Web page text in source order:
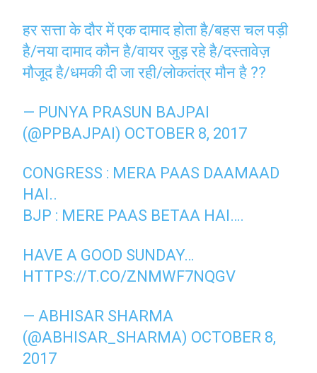
हर सत्ता के दौर में एक दामाद होता है/बहस चल पड़ी
है/नया दामाद कौन है/वायर जुड़ रहे है/दस्तावेज़
मौजूद है/धमकी दी जा रही/लोकतंत्र मौन है ??
— PUNYA PRASUN BAJPAI
(@PPBAJPAI) OCTOBER 8, 2017
CONGRESS : MERA PAAS DAAMAAD
HAI..
BJP : MERE PAAS BETAA HAI….
HAVE A GOOD SUNDAY…
HTTPS://T.CO/ZNMWF7NQGV
— ABHISAR SHARMA
(@ABHISAR_SHARMA) OCTOBER 8,
2017